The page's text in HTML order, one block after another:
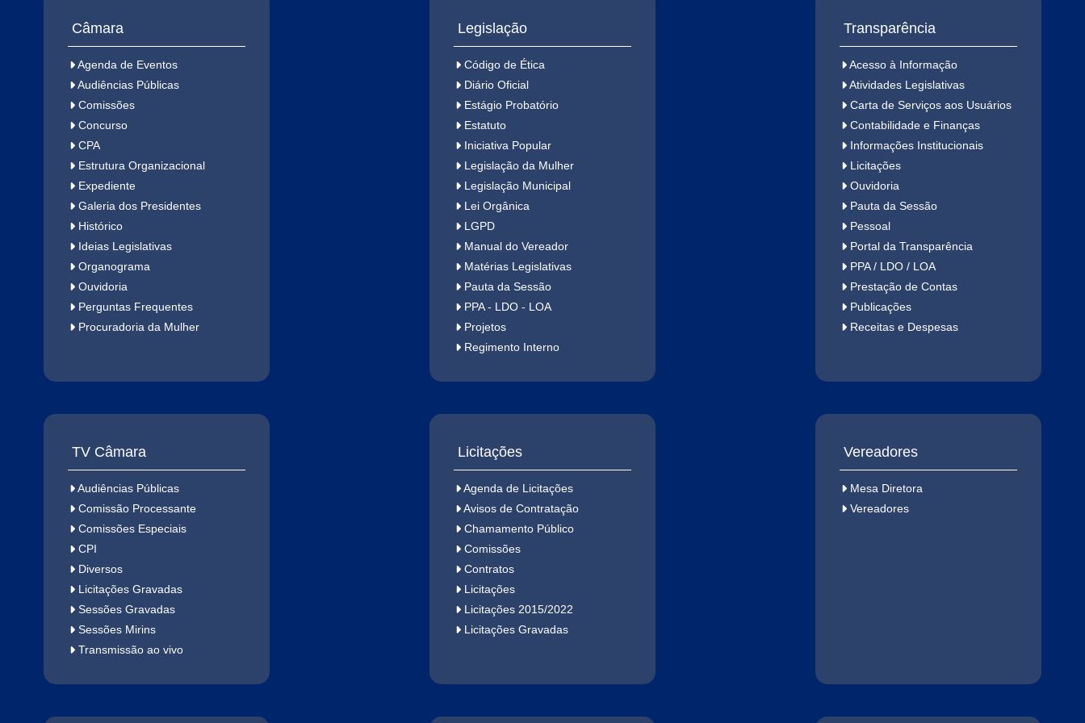
Câmara
Agenda de Eventos
Audiências Públicas
Comissões
Concurso
CPA
Estrutura Organizacional
Expediente
Galeria dos Presidentes
Histórico
Ideias Legislativas
Organograma
Ouvidoria
Perguntas Frequentes
Procuradoria da Mulher
Legislação
Código de Ética
Diário Oficial
Estágio Probatório
Estatuto
Iniciativa Popular
Legislação da Mulher
Legislação Municipal
Lei Orgânica
LGPD
Manual do Vereador
Matérias Legislativas
Pauta da Sessão
PPA - LDO - LOA
Projetos
Regimento Interno
Transparência
Acesso à Informação
Atividades Legislativas
Carta de Serviços aos Usuários
Contabilidade e Finanças
Informações Institucionais
Licitações
Ouvidoria
Pauta da Sessão
Pessoal
Portal da Transparência
PPA / LDO / LOA
Prestação de Contas
Publicações
Receitas e Despesas
TV Câmara
Audiências Públicas
Comissão Processante
Comissões Especiais
CPI
Diversos
Licitações Gravadas
Sessões Gravadas
Sessões Mirins
Transmissão ao vivo
Licitações
Agenda de Licitações
Avisos de Contratação
Chamamento Público
Comissões
Contratos
Licitações
Licitações 2015/2022
Licitações Gravadas
Vereadores
Mesa Diretora
Vereadores